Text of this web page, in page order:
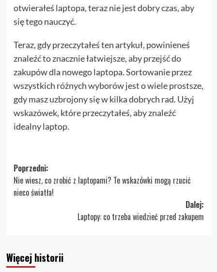
otwierałeś laptopa, teraz nie jest dobry czas, aby
się tego nauczyć.
Teraz, gdy przeczytałeś ten artykuł, powinieneś
znaleźć to znacznie łatwiejsze, aby przejść do
zakupów dla nowego laptopa. Sortowanie przez
wszystkich różnych wyborów jest o wiele prostsze,
gdy masz uzbrojony się w kilka dobrych rad. Użyj
wskazówek, które przeczytałeś, aby znaleźć
idealny laptop.
Zobacz
wpisy
Poprzedni:
Nie wiesz, co zrobić z laptopami? Te wskazówki mogą rzucić
nieco światła!
Dalej:
Laptopy: co trzeba wiedzieć przed zakupem
Więcej historii